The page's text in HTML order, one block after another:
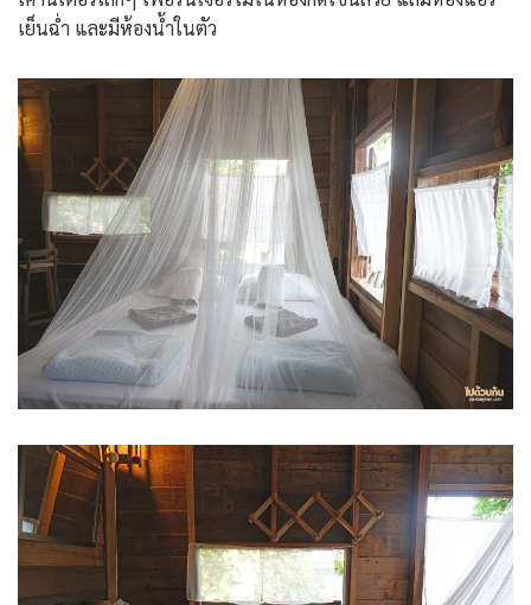
เย็นฉ่ำ และมีห้องน้ำในตัว